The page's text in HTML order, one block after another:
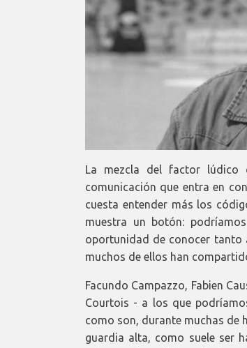
La mezcla del factor lúdico
comunicación que entra en
cuesta entender más los
muestra un botón:
oportunidad de conocer tanto
muchos de ellos han
Facundo Campazzo, Fabien
Courtois - a los que
como son, durante muchas de
guardia alta, como suele ser